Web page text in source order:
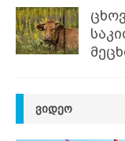
ᲕᲘᲓᲔᲝ